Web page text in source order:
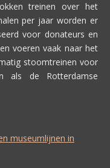
treinen over het
per jaar worden er
voor donateurs en
voeren vaak naar het
stoomtreinen voor
als de Rotterdamse
museumlijnen in